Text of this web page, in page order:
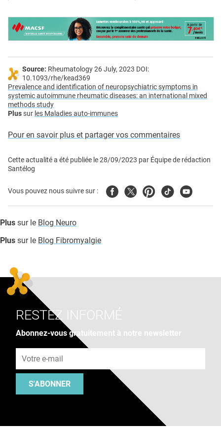
Source: Rheumatology 26 July, 2023 DOI:
10.1093/rhe/kead369
Prevalence and identification of neuropsychiatric symptoms in
systemic autoimmune rheumatic diseases: an international mixed
methods study
Plussur les Maladies auto-immunes
Pour en savoir plus et partager vos commentaires
Cette actualité a été publiée le28/09/2023 par Équipe de rédaction
Santélog
Vous pouvez nous suivre sur : FacebookTwitterPinterest
TiktokYoutube
Plus sur le Blog Neuro
Plus sur le Blog Fibromyalgie
RESTEZ INFORMÉ
Abonnez-vous gratuitement à notre newsletter
S'ABONNER